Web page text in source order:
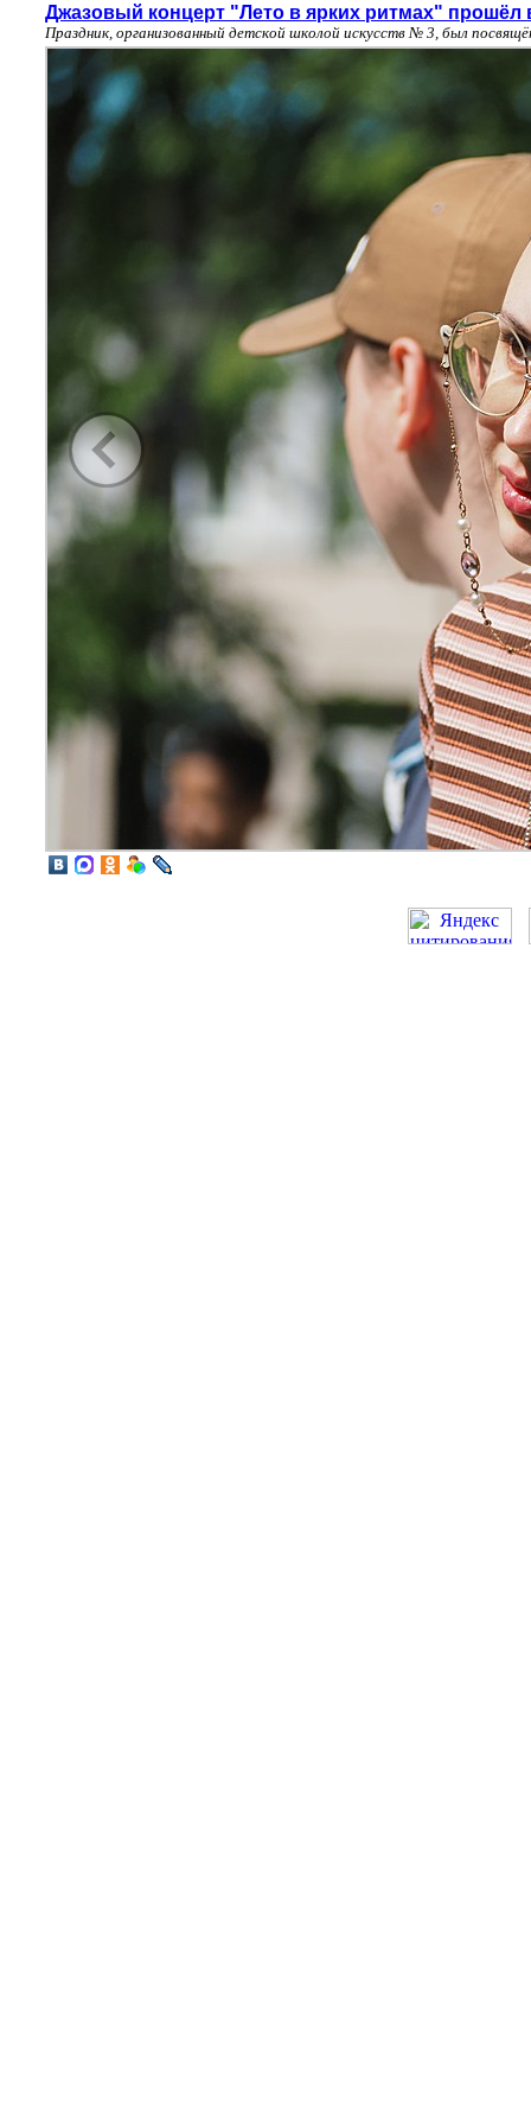
Джазовый концерт "Лето в ярких ритмах" прошёл
Праздник, организованный детской школой искусств № 3, был